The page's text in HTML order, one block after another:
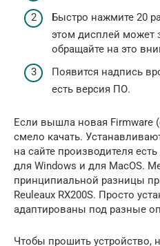
Быстро нажмите 20
этом дисплей может
обращайте на это
Появится надпись
есть версия ПО.
Если вышла новая Firmware
смело качать.
на сайте производителя
для Windows и для MacOS.
принципиальной разницы
Reuleaux RX200S. Просто
адаптированы под разные
Чтобы прошить устройство,